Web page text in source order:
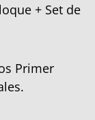
+ Set de
Primer